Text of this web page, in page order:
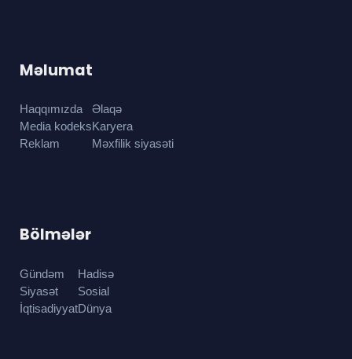
Məlumat
Haqqımızda
Media kodeks
Reklam
Əlaqə
Karyera
Məxfilik siyasəti
Bölmələr
Gündəm
Siyasət
İqtisadiyyat
Hadisə
Sosial
Dünya